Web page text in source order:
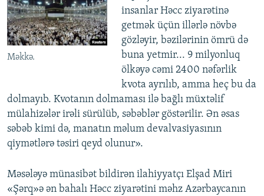
Məkkə.
insanlar Həcc ziyarətinə
getmək üçün illərlə növbə
gözləyir, bəzilərinin ömrü də
buna yetmir... 9 milyonluq
ölkəyə cəmi 2400 nəfərlik
kvota ayrılıb, amma heç bu da
dolmayıb. Kvotanın dolmaması ilə bağlı müxtəlif
mülahizələr irəli sürülüb, səbəblər göstərilir. Ən əsas
səbəb kimi də, manatın məlum devalvasiyasının
qiymətlərə təsiri qeyd olunur».
Məsələyə münasibət bildirən ilahiyyatçı Elşad Miri
«Şərq»ə ən bahalı Həcc ziyarətini məhz Azərbaycanın